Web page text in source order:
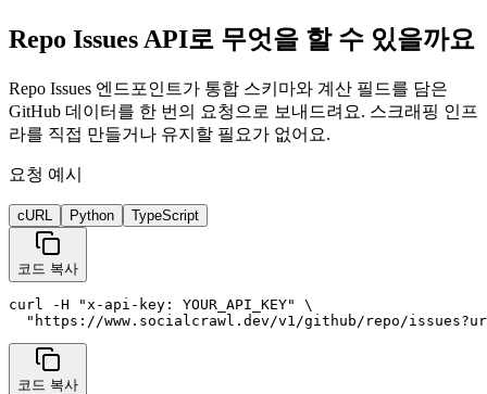
Repo Issues API로 무엇을 할 수 있을까요
Repo Issues 엔드포인트가 통합 스키마와 계산 필드를 담은
GitHub 데이터를 한 번의 요청으로 보내드려요. 스크래핑 인프
라를 직접 만들거나 유지할 필요가 없어요.
요청 예시
cURL Python TypeScript
코드 복사
curl -H "x-api-key: YOUR_API_KEY" \
"https://www.socialcrawl.dev/v1/github/repo/
코드 복사